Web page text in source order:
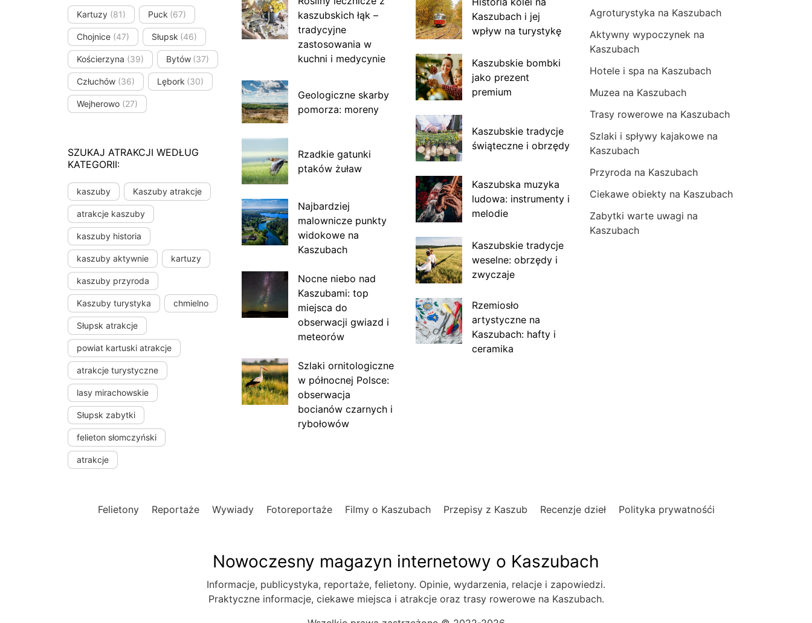
Kartuzy (81) Puck (67)
Chojnice (47) Słupsk (46)
Kościerzyna (39) Bytów (37)
Człuchów (36) Lębork (30)
Wejherowo (27)
SZUKAJ ATRAKCJI WEDŁUG
KATEGORII:
kaszuby Kaszuby atrakcje
atrakcje kaszuby
kaszuby historia
kaszuby aktywnie kartuzy
kaszuby przyroda
Kaszuby turystyka chmielno
Słupsk atrakcje
powiat kartuski atrakcje
atrakcje turystyczne
lasy mirachowskie
Słupsk zabytki
felieton słomczyński
atrakcje
kaszubskich łąk –
tradycyjne
zastosowania w
kuchni i medycynie
Geologiczne skarby
pomorza: moreny
Rzadkie gatunki
ptaków żuław
Najbardziej
malownicze punkty
widokowe na
Kaszubach
Nocne niebo nad
Kaszubami: top
miejsca do
obserwacji gwiazd i
meteorów
Szlaki ornitologiczne
w północnej Polsce:
obserwacja
bocianów czarnych i
rybołowów
Kaszubach i jej
wpływ na turystykę
Kaszubskie bombki
jako prezent
premium
Kaszubskie tradycje
świąteczne i obrzędy
Kaszubska muzyka
ludowa: instrumenty i
melodie
Kaszubskie tradycje
weselne: obrzędy i
zwyczaje
Rzemiosło
artystyczne na
Kaszubach: hafty i
ceramika
Agroturystyka na Kaszubach
Aktywny wypoczynek na
Kaszubach
Hotele i spa na Kaszubach
Muzea na Kaszubach
Trasy rowerowe na Kaszubach
Szlaki i spływy kajakowe na
Kaszubach
Przyroda na Kaszubach
Ciekawe obiekty na Kaszubach
Zabytki warte uwagi na
Kaszubach
Felietony Reportaże Wywiady Fotoreportaże Filmy o Kaszubach Przepisy z Kaszub Recenzje dzieł Polityka prywatnośći
Nowoczesny magazyn internetowy o Kaszubach
Informacje, publicystyka, reportaże, felietony. Opinie, wydarzenia, relacje i zapowiedzi.
Praktyczne informacje, ciekawe miejsca i atrakcje oraz trasy rowerowe na Kaszubach.